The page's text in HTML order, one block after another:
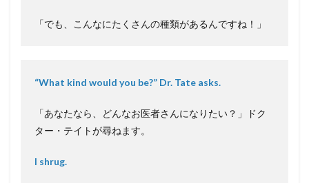
「でも、こんなにたくさんの種類があるんですね！」
“What kind would you be?” Dr. Tate asks.
「あなたなら、どんなお医者さんになりたい？」ドク
ター・テイトが尋ねます。
I shrug.